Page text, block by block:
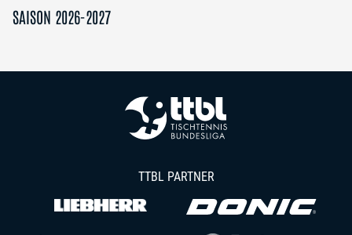
SAISON 2026-2027
TTBL PARTNER